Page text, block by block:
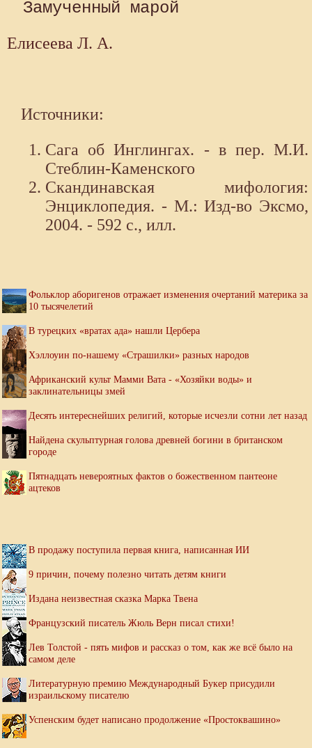
Елисеева Л. А.
Источники:
Сага об Инглингах. - в пер. М.И.
Стеблин-Каменского
Скандинавская мифология:
Энциклопедия. - М.: Изд-во Эксмо,
2004. - 592 с., илл.
Фольклор аборигенов отражает изменения очертаний материка за
10 тысячелетий
В турецких «вратах ада» нашли Цербера
Хэллоуин по-нашему «Страшилки» разных народов
Африканский культ Мамми Вата - «Хозяйки воды» и
заклинательницы змей
Десять интереснейших религий, которые исчезли сотни лет назад
Найдена скульптурная голова древней богини в британском
городе
Пятнадцать невероятных фактов о божественном пантеоне
ацтеков
В продажу поступила первая книга, написанная ИИ
9 причин, почему полезно читать детям книги
Издана неизвестная сказка Марка Твена
Французский писатель Жюль Верн писал стихи!
Лев Толстой - пять мифов и рассказ о том, как же всё было на
самом деле
Литературную премию Международный Букер присудили
израильскому писателю
Успенским будет написано продолжение «Простоквашино»